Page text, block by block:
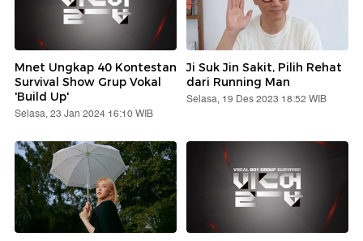
Mnet Ungkap 40 Kontestan
Survival Show Grup Vokal
'Build Up'
Selasa, 23 Jan 2024 16:10 WIB
Ji Suk Jin Sakit, Pilih Rehat
dari Running Man
Selasa, 19 Des 2023 18:52 WIB